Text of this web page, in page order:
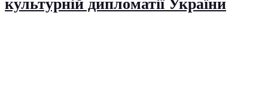
культурній дипломатії України